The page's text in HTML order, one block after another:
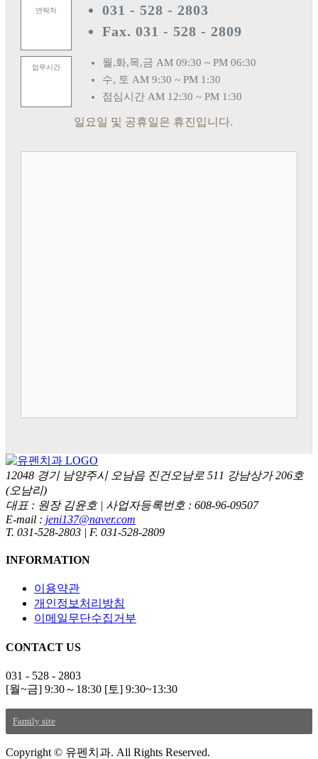
연락처
031 - 528 - 2803
Fax. 031 - 528 - 2809
업무시간 월,화,목,금 AM 09:30 ~ PM 06:30
수, 토 AM 9:30 ~ PM 1:30
점심시간 AM 12:30 ~ PM 1:30
일요일 및 공휴일은 휴진입니다.
12048 경기 남양주시 오남읍 진건오남로 511 강남상가 206호
(오남리)
대표 : 원장 김윤호 | 사업자등록번호 : 608-96-09507
E-mail : jeni137@naver.com
T. 031-528-2803 | F. 031-528-2809
INFORMATION
이용약관
개인정보처리방침
이메일무단수집거부
CONTACT US
031 - 528 - 2803
[월~금] 9:30～18:30 [토] 9:30~13:30
Family site
Copyright © 유펜치과. All Rights Reserved.